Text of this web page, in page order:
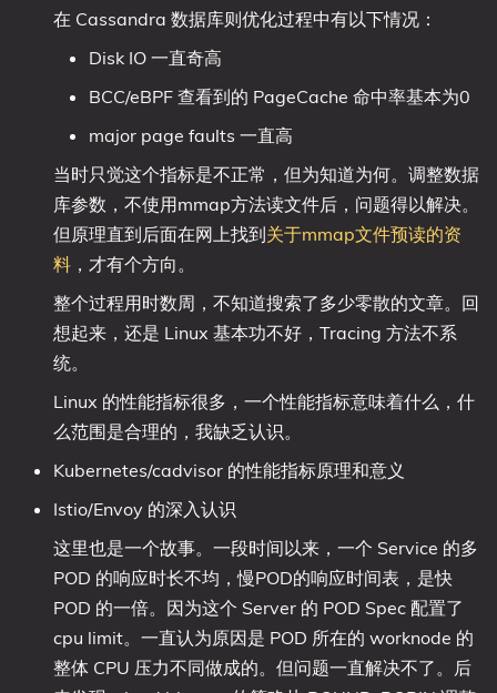
在 Cassandra 数据库则优化过程中有以下情况：
Disk IO 一直奇高
BCC/eBPF 查看到的 PageCache 命中率基本为0
major page faults 一直高
当时只觉这个指标是不正常，但为知道为何。调整数据
库参数，不使用mmap方法读文件后，问题得以解决。
但原理直到后面在网上找到关于mmap文件预读的资
料 ，才有个方向。
整个过程用时数周，不知道搜索了多少零散的文章。回
想起来，还是 Linux 基本功不好，Tracing 方法不系
统。
Linux 的性能指标很多，一个性能指标意味着什么，什
么范围是合理的，我缺乏认识。
Kubernetes/cadvisor 的性能指标原理和意义
Istio/Envoy 的深入认识
这里也是一个故事。一段时间以来，一个 Service 的多
POD 的响应时长不均，慢POD的响应时间表，是快
POD 的一倍。因为这个 Server 的 POD Spec 配置了
cpu limit。一直认为原因是 POD 所在的 worknode 的
整体 CPU 压力不同做成的。但问题一直解决不了。后